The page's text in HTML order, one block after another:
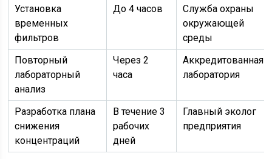
Установка
временных
фильтров
До 4 часов
Служба охраны
окружающей
среды
Повторный
лабораторный
анализ
Через 2
часа
Аккредитованная
лаборатория
Разработка плана
снижения
концентраций
В течение 3
рабочих
дней
Главный эколог
предприятия